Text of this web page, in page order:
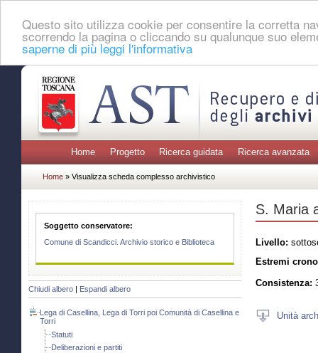
Questo sito utilizza cookie per consentire la corretta
scorrendo la pagina o cliccando su qualunque suo
saperne di più leggi l'informativa
Home Progetto Ricerca guidata Ricerca avanzata
Home » Visualizza scheda complesso archivistico
Soggetto conservatore:
Comune di Scandicci. Archivio storico e Biblioteca
Chiudi albero Espandi albero
Lega di Casellina, Lega di Torri poi Comunità di Casellina e
Torri
Statuti
Deliberazioni e partiti
S. Maria
Livello:
Estremi
Consistenza:
Unità